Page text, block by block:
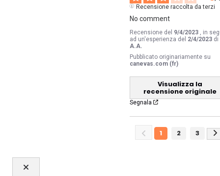
Recensione raccolta da terzi
No comment
Recensione del 9/4/2023
, in
ad un'esperienza del 2/4/2023 di
A.A.
Pubblicato originariamente su
canevas.com (fr)
Visualizza la
recensione originale
Segnala
1 2 3